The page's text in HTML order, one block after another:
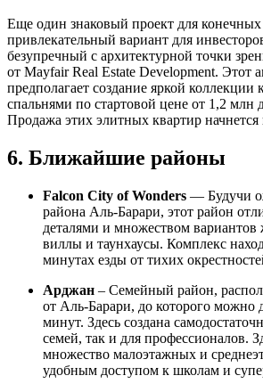
Еще один знаковый проект для конечных
привлекательный вариант для
безупречный с архитектурной точки
от Mayfair Real Estate Development. Этот
предполагает создание яркой коллекции
спальнями по стартовой цене от 1,2
Продажа этих элитных квартир начнется
6. Ближайшие районы
Falcon City of Wonders — Будучи
района Аль-Барари, этот район
деталями и множеством вариантов
виллы и таунхаусы. Комплекс
минутах езды от тихих
Арджан – Семейный район,
от Аль-Барари, до которого можно
минут. Здесь создана
семей, так и для профессионалов.
множество малоэтажных и
удобным доступом к школам и